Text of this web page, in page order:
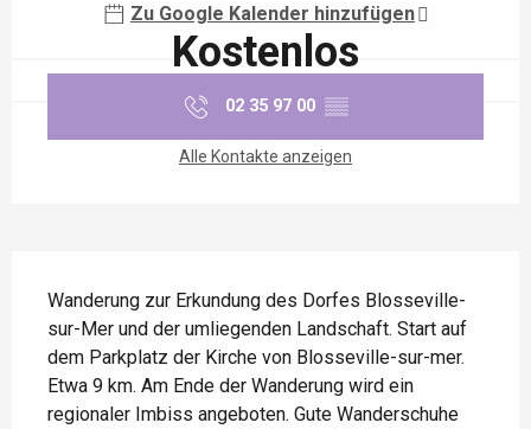
Zu Google Kalender hinzufügen
Kostenlos
02 35 97 00 ▒▒
Alle Kontakte anzeigen
Wanderung zur Erkundung des Dorfes Blosseville-
sur-Mer und der umliegenden Landschaft. Start auf
dem Parkplatz der Kirche von Blosseville-sur-mer.
Etwa 9 km. Am Ende der Wanderung wird ein
regionaler Imbiss angeboten. Gute Wanderschuhe